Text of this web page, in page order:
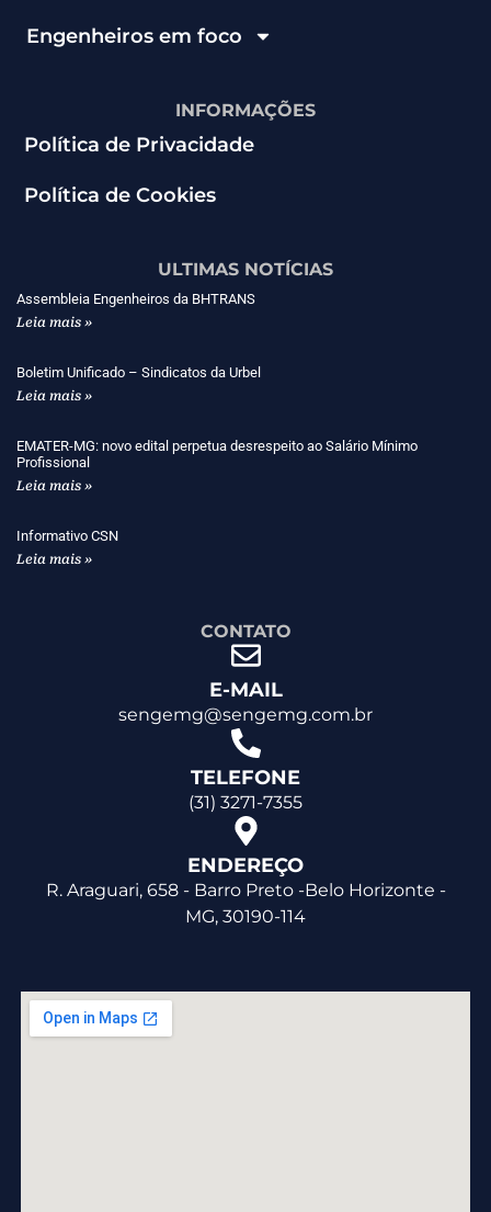
Engenheiros em foco
INFORMAÇÕES
Política de Privacidade
Política de Cookies
ULTIMAS NOTÍCIAS
Assembleia Engenheiros da BHTRANS
Leia mais »
Boletim Unificado – Sindicatos da Urbel
Leia mais »
EMATER-MG: novo edital perpetua desrespeito ao Salário Mínimo
Profissional
Leia mais »
Informativo CSN
Leia mais »
CONTATO
E-MAIL
sengemg@sengemg.com.br
TELEFONE
(31) 3271-7355
ENDEREÇO
R. Araguari, 658 - Barro Preto -Belo Horizonte -
MG, 30190-114